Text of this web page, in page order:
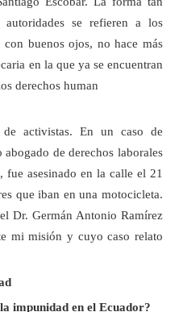
se refieren a los
buenos ojos, no hace más
en la que ya se encuentran
derechos human
de activistas. En un caso de
de derechos laborales
fue asesinado en la calle el 21
que iban en una motocicleta.
Dr. Germán Antonio Ramírez
mi misión y cuyo caso relato
impunidad en el Ecuador?